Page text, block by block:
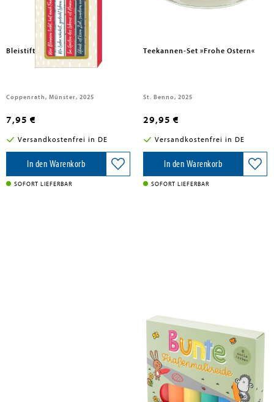
Bleistift-Set mit Sprüchen
Coppenrath, Münster, 2025
7,95 €
Versandkostenfrei in DE
In den Warenkorb
SOFORT LIEFERBAR
Teekannen-Set »Frohe Ostern«
St. Benno, 2025
29,95 €
Versandkostenfrei in DE
In den Warenkorb
SOFORT LIEFERBAR